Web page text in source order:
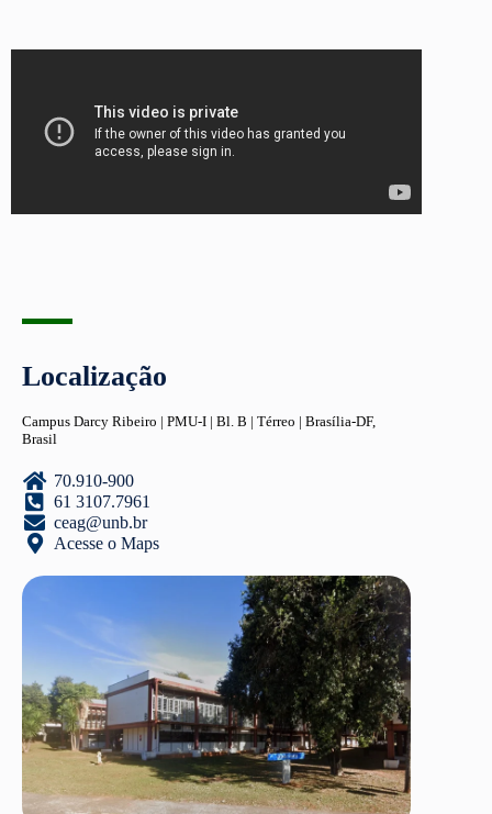
Localização
Campus Darcy Ribeiro | PMU-I | Bl. B | Térreo | Brasília-DF,
Brasil
70.910-900
61 3107.7961
ceag@unb.br
Acesse o Maps